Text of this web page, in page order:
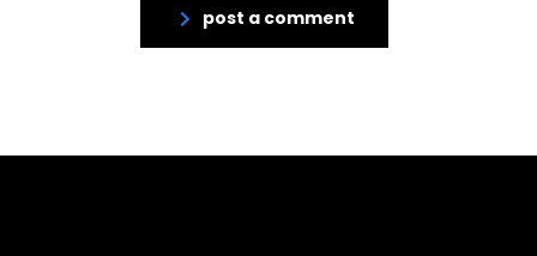
post a comment